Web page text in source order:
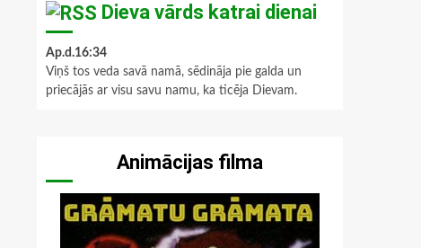
Dieva vārds katrai dienai
Ap.d.16:34
Viņš tos veda savā namā, sēdināja pie galda un
priecājās ar visu savu namu, ka ticēja Dievam.
Animācijas filma